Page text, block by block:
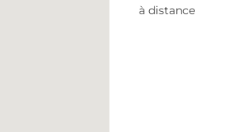
à distance